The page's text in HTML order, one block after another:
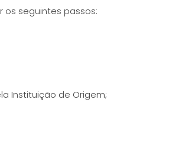
os seguintes passos:
Instituição de Origem;